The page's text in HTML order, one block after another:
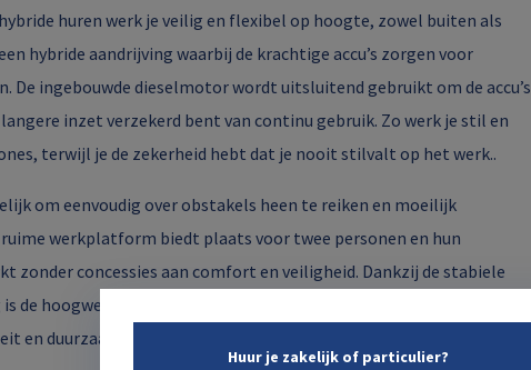
huren werk je veilig en flexibel op hoogte, zowel buiten als
hybride aandrijving waarbij de krachtige accu’s zorgen voor
De ingebouwde dieselmotor wordt uitsluitend gebruikt om de accu’s
inzet verzekerd bent van continu gebruik. Zo werk je stil en
terwijl je de zekerheid hebt dat je nooit stilvalt op het werk..
om eenvoudig over obstakels heen te reiken en moeilijk
werkplatform biedt plaats voor twee personen en hun
zonder concessies aan comfort en veiligheid. Dankzij de stabiele
de hoogwerker direct inzetbaar en de ideale keuze voor
en duurzaamheid belangrijk zijn.
Huur je zakelijk of particulier?